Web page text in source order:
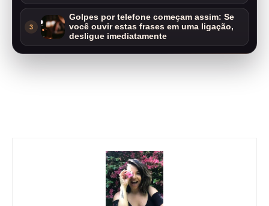
3
Golpes por telefone começam assim: Se
você ouvir estas frases em uma ligação,
desligue imediatamente